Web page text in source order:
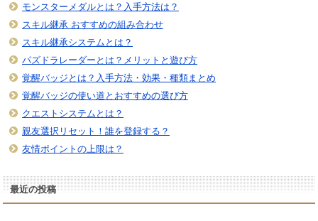
モンスターメダルとは？入手方法は？
スキル継承 おすすめの組み合わせ
スキル継承システムとは？
パズドラレーダーとは？メリットと遊び方
覚醒バッジとは？入手方法・効果・種類まとめ
覚醒バッジの使い道とおすすめの選び方
クエストシステムとは？
親友選択リセット！誰を登録する？
友情ポイントの上限は？
最近の投稿